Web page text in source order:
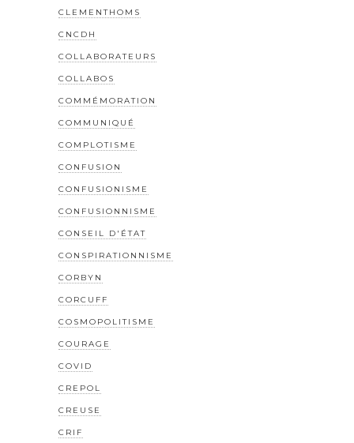
CLEMENTHOMS
CNCDH
COLLABORATEURS
COLLABOS
COMMÉMORATION
COMMUNIQUÉ
COMPLOTISME
CONFUSION
CONFUSIONISME
CONFUSIONNISME
CONSEIL D'ÉTAT
CONSPIRATIONNISME
CORBYN
CORCUFF
COSMOPOLITISME
COURAGE
COVID
CREPOL
CREUSE
CRIF